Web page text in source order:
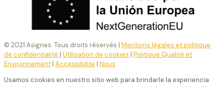
© 2021 Asignes. Tous droits réservés | Mentions légales et politique
de confidentialité | Utilisation de cookies | Politique Qualité et
Environnement| Accessibilite | Nous
Usamos cookies en nuestro sitio web para brindarle la experiencia